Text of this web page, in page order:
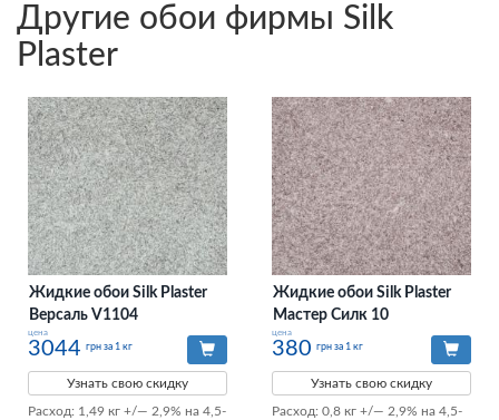
Другие обои фирмы Silk
Plaster
Жидкие обои Silk Plaster
Версаль V1104
цена
3044 грн за 1 кг
Узнать свою скидку
Расход: 1,49 кг +/— 2,9% на 4,5-
Жидкие обои Silk Plaster
Мастер Силк 10
цена
380 грн за 1 кг
Узнать свою скидку
Расход: 0,8 кг +/— 2,9% на 4,5-